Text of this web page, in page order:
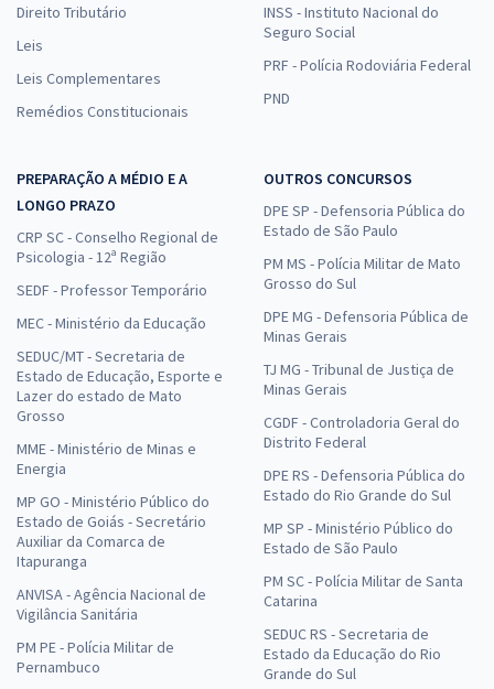
Direito Tributário
Leis
Leis Complementares
Remédios Constitucionais
INSS - Instituto Nacional do
Seguro Social
PRF - Polícia Rodoviária Federal
PND
PREPARAÇÃO A MÉDIO E A
LONGO PRAZO
CRP SC - Conselho Regional de
Psicologia - 12ª Região
SEDF - Professor Temporário
MEC - Ministério da Educação
SEDUC/MT - Secretaria de
Estado de Educação, Esporte e
Lazer do estado de Mato
Grosso
MME - Ministério de Minas e
Energia
MP GO - Ministério Público do
Estado de Goiás - Secretário
Auxiliar da Comarca de
Itapuranga
ANVISA - Agência Nacional de
Vigilância Sanitária
PM PE - Polícia Militar de
Pernambuco
OUTROS CONCURSOS
DPE SP - Defensoria Pública do
Estado de São Paulo
PM MS - Polícia Militar de Mato
Grosso do Sul
DPE MG - Defensoria Pública de
Minas Gerais
TJ MG - Tribunal de Justiça de
Minas Gerais
CGDF - Controladoria Geral do
Distrito Federal
DPE RS - Defensoria Pública do
Estado do Rio Grande do Sul
MP SP - Ministério Público do
Estado de São Paulo
PM SC - Polícia Militar de Santa
Catarina
SEDUC RS - Secretaria de
Estado da Educação do Rio
Grande do Sul